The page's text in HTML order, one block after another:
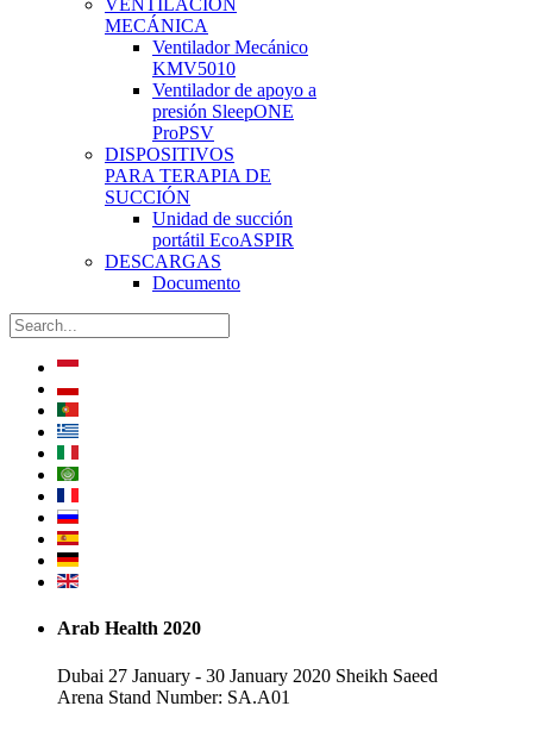
VENTILACIÓN
MECÁNICA
Ventilador Mecánico
KMV5010
Ventilador de apoyo a
presión SleepONE
ProPSV
DISPOSITIVOS
PARA TERAPIA DE
SUCCIÓN
Unidad de succión
portátil EcoASPIR
DESCARGAS
Documento
Arab Health 2020
Dubai 27 January - 30 January 2020 Sheikh Saeed
Arena Stand Number: SA.A01